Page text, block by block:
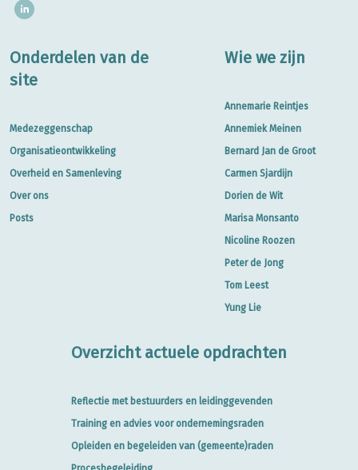
Onderdelen van de
site
Medezeggenschap
Organisatieontwikkeling
Overheid en Samenleving
Over ons
Posts
Wie we zijn
Annemarie Reintjes
Annemiek Meinen
Bernard Jan de Groot
Carmen Sjardijn
Dorien de Wit
Marisa Monsanto
Nicoline Roozen
Peter de Jong
Tom Leest
Yung Lie
Overzicht actuele opdrachten
Reflectie met bestuurders en leidinggevenden
Training en advies voor ondernemingsraden
Opleiden en begeleiden van (gemeente)raden